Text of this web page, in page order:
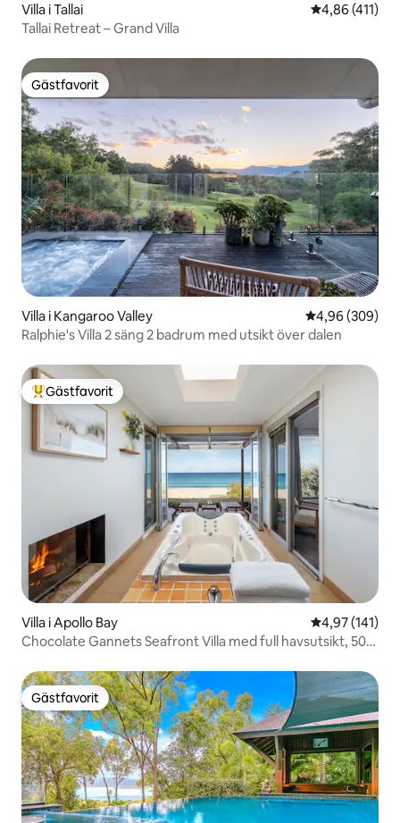
Villa i Tallai 4,86 av 5 i
4,86 (411)
Tallai Retreat – Grand Villa
Gästfavorit
Gästfavorit
Villa i Kangaroo Valley 4,96 av 5 i
4,96 (309)
Ralphie's Villa 2 säng 2 badrum med utsikt över dalen
Populär gästfavorit
Gästfavorit
Villa i Apollo Bay 4,97 av 5 i
4,97 (141)
Chocolate Gannets Seafront Villa med full havsutsikt, 50
Gästfavorit
Gästfavorit